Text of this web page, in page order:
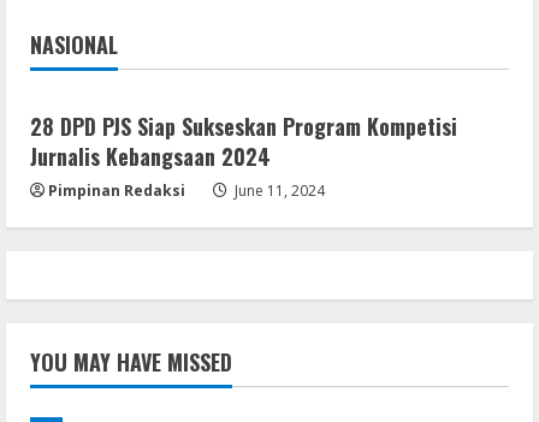
5
Serialers
Activator Final
August 6, 2026
NASIONAL
Jakarta
28 DPD PJS Siap Sukseskan Program Kompetisi
Jurnalis Kebangsaan 2024
Pimpinan Redaksi June 11, 2024
YOU MAY HAVE MISSED